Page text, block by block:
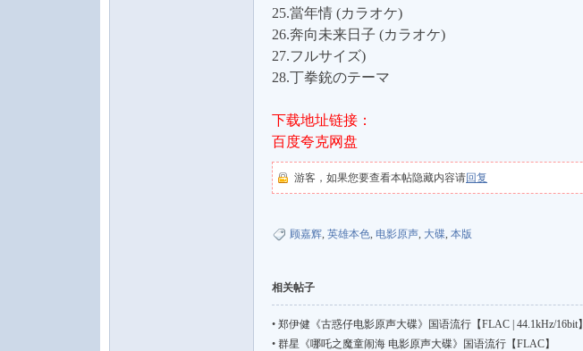
25.當年情 (カラオケ)
26.奔向未来日子 (カラオケ)
27.フルサイズ)
28.丁拳銃のテーマ
下载地址链接：
百度夸克网盘
游客，如果您要查看本帖隐藏内容请回复
顾嘉辉, 英雄本色, 电影原声, 大碟, 本版
相关帖子
• 郑伊健《古惑仔电影原声大碟》国语流行【FLAC | 44.1kHz/16bit】
• 群星《哪吒之魔童闹海 电影原声大碟》国语流行【FLAC】